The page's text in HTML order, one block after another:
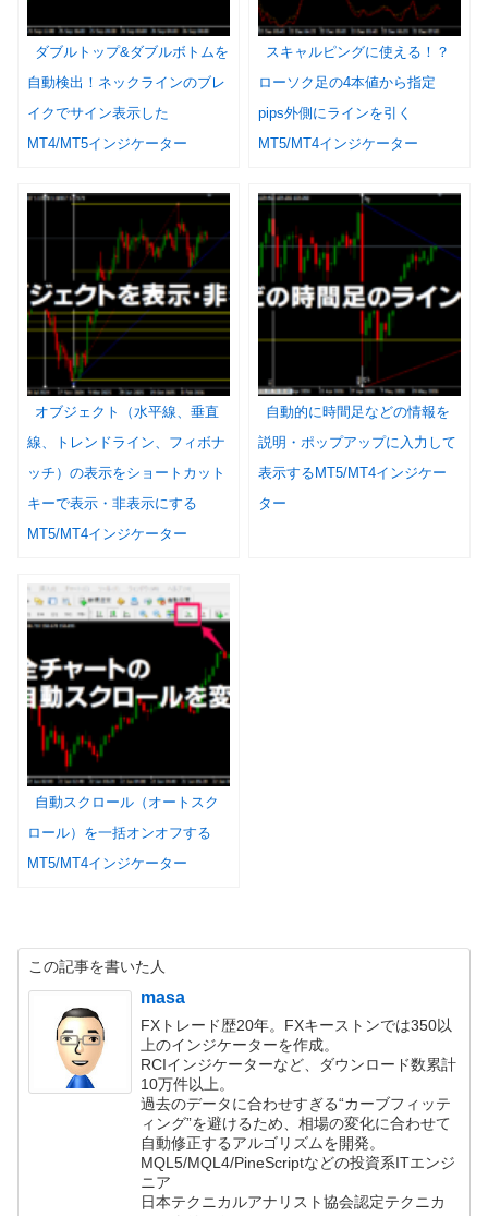
ダブルトップ&ダブルボトムを
自動検出！ネックラインのブレ
イクでサイン表示した
MT4/MT5インジケーター
スキャルピングに使える！？
ローソク足の4本値から指定
pips外側にラインを引く
MT5/MT4インジケーター
オブジェクト（水平線、垂直
線、トレンドライン、フィボナ
ッチ）の表示をショートカット
キーで表示・非表示にする
MT5/MT4インジケーター
自動的に時間足などの情報を
説明・ポップアップに入力して
表示するMT5/MT4インジケー
ター
自動スクロール（オートスク
ロール）を一括オンオフする
MT5/MT4インジケーター
この記事を書いた人
masa
FXトレード歴20年。FXキーストンでは350以
上のインジケーターを作成。
RCIインジケーターなど、ダウンロード数累計
10万件以上。
過去のデータに合わせすぎる“カーブフィッテ
ィング”を避けるため、相場の変化に合わせて
自動修正するアルゴリズムを開発。
MQL5/MQL4/PineScriptなどの投資系ITエンジ
ニア
日本テクニカルアナリスト協会認定テクニカ